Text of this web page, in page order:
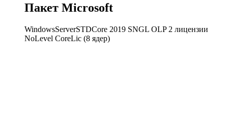
Пакет Microsoft
WindowsServerSTDCore 2019 SNGL OLP 2 лицензии
NoLevel CoreLic (8 ядер)